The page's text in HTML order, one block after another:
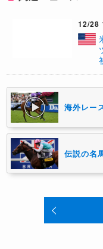
12/28
海外レー
伝説の名